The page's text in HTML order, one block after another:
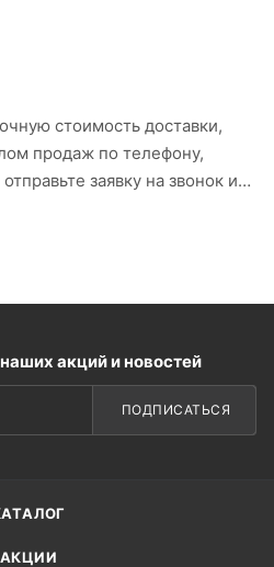
стоимость доставки,
продаж по телефону,
заявку на звонок и
акций и новостей
ПОДПИСАТЬСЯ
АКЦИИ